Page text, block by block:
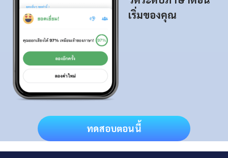
เริ่มของคุณ
ทดสอบตอนนี้